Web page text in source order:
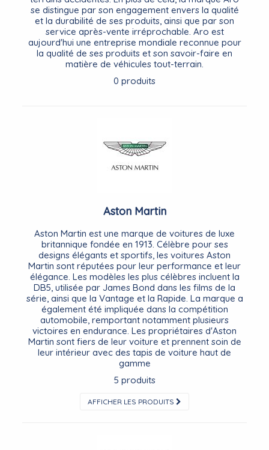
se distingue par son engagement envers la qualité
et la durabilité de ses produits, ainsi que par son
service après-vente irréprochable. Aro est
aujourd'hui une entreprise mondiale reconnue pour
la qualité de ses produits et son savoir-faire en
matière de véhicules tout-terrain.
0 produits
Aston Martin
Aston Martin est une marque de voitures de luxe
britannique fondée en 1913. Célèbre pour ses
designs élégants et sportifs, les voitures Aston
Martin sont réputées pour leur performance et leur
élégance. Les modèles les plus célèbres incluent la
DB5, utilisée par James Bond dans les films de la
série, ainsi que la Vantage et la Rapide. La marque a
également été impliquée dans la compétition
automobile, remportant notamment plusieurs
victoires en endurance. Les propriétaires d'Aston
Martin sont fiers de leur voiture et prennent soin de
leur intérieur avec des tapis de voiture haut de
gamme
5 produits
AFFICHER LES PRODUITS